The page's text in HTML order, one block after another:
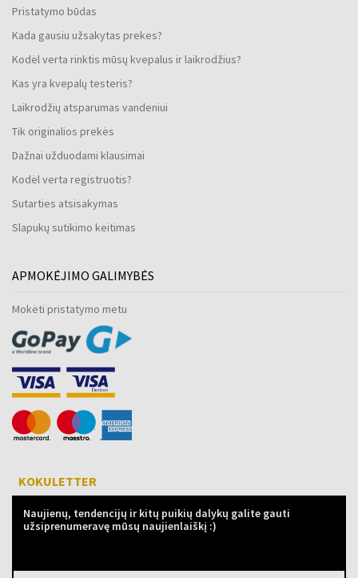
Pristatymo būdas
Kada gausiu užsakytas prekes?
Kodėl verta rinktis mūsų kvepalus ir laikrodžius?
Kas yra kvepalų testeris?
Laikrodžių atsparumas vandeniui
Tik originalios prekės
Dažnai užduodami klausimai
Kodėl verta registruotis?
Sutarties atsisakymas
Slapukų sutikimo keitimas
APMOKĖJIMO GALIMYBĖS
Mokėti pristatymo metu
KOKULETTER
Naujienų, tendencijų ir kitų puikių dalykų galite gauti
užsiprenumeravę mūsų naujienlaiškį :)